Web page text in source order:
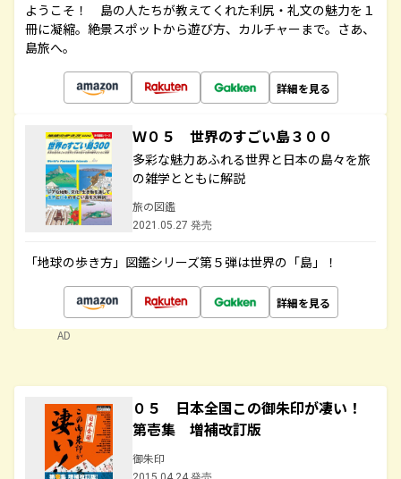
ようこそ！ 島の人たちが教えてくれた利尻・礼文の魅力を１
冊に凝縮。絶景スポットから遊び方、カルチャーまで。さあ、
島旅へ。
詳細を見る
Ｗ０５ 世界のすごい島３００
多彩な魅力あふれる世界と日本の島々を旅
の雑学とともに解説
旅の図鑑
2021.05.27 発売
「地球の歩き方」図鑑シリーズ第５弾は世界の「島」！
詳細を見る
AD
０５ 日本全国この御朱印が凄い！
第壱集 増補改訂版
御朱印